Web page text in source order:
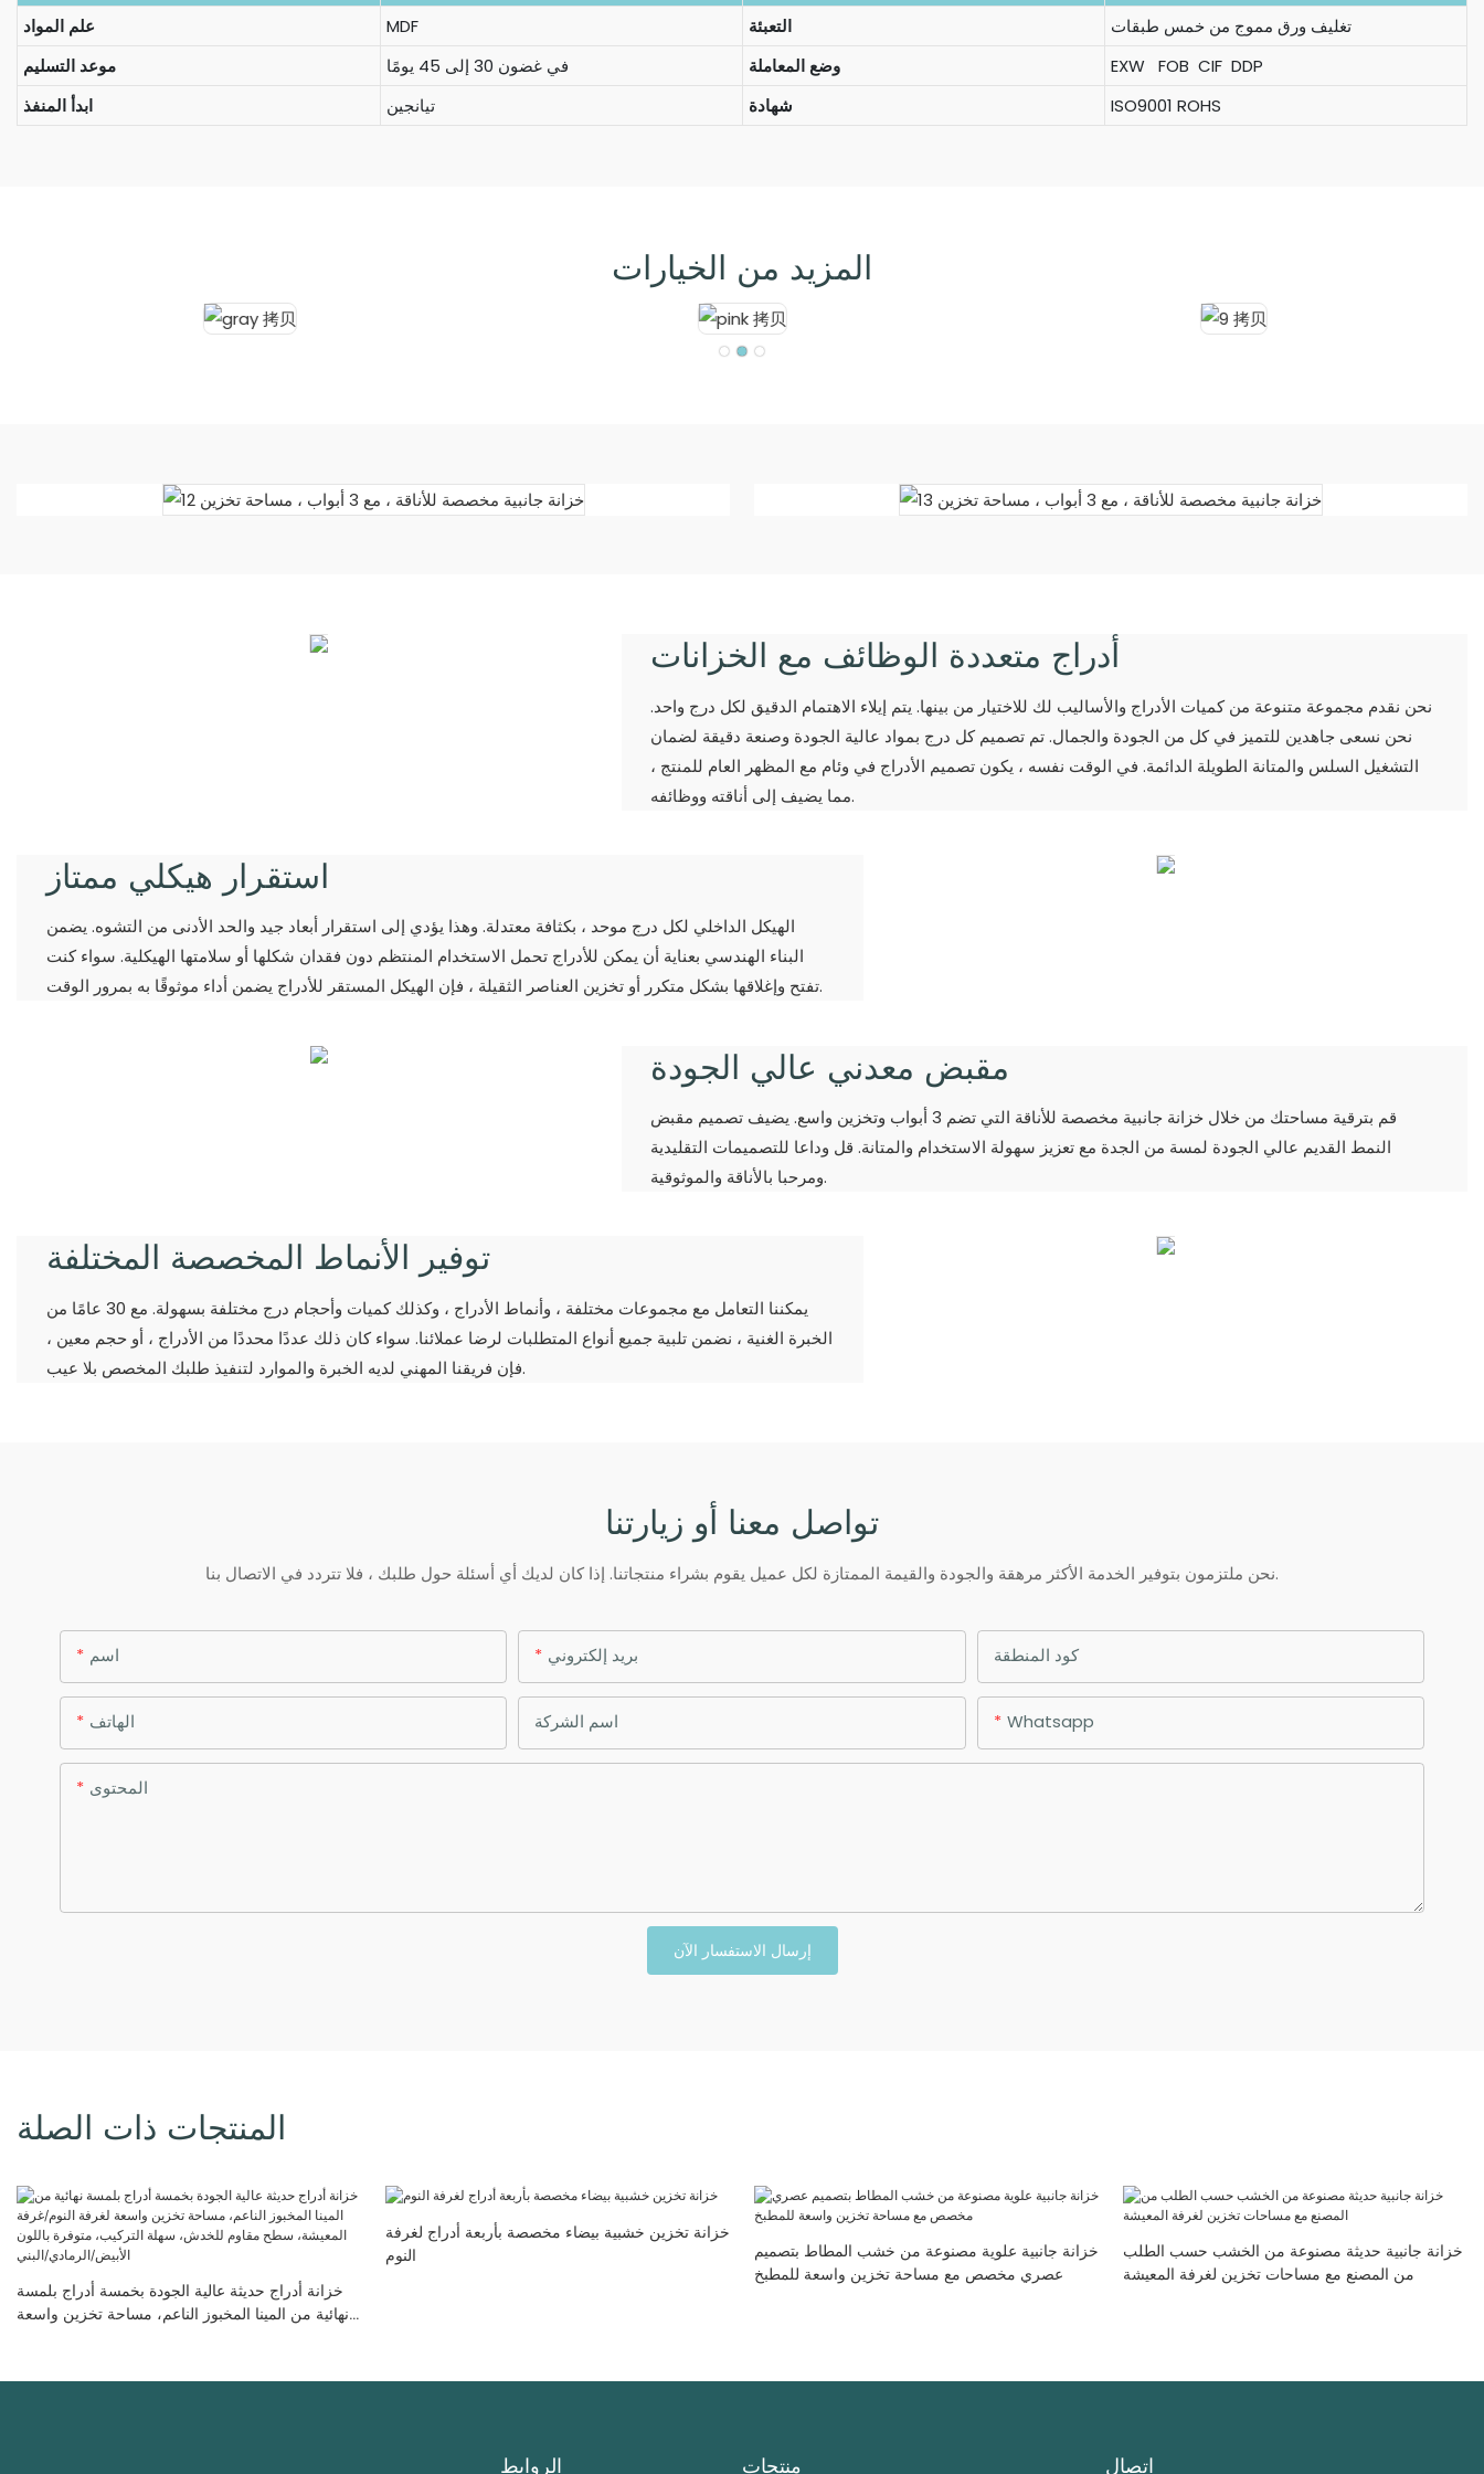
علم المواد
MDF التعبئة
تغليف ورق مموج من خمس طبقات
موعد التسليم
في غضون 30 إلى 45 يومًا وضع المعاملة
EXW FOB CIF DDP
ابدأ المنفذ
تيانجين شهادة ISO9001 ROHS
المزيد من الخيارات
أدراج متعددة الوظائف مع الخزانات
نحن نقدم مجموعة متنوعة من كميات الأدراج والأساليب لك للاختيار من بينها. يتم إيلاء الاهتمام الدقيق لكل درج واحد.
نحن نسعى جاهدين للتميز في كل من الجودة والجمال. تم تصميم كل درج بمواد عالية الجودة وصنعة دقيقة لضمان
التشغيل السلس والمتانة الطويلة الدائمة. في الوقت نفسه ، يكون تصميم الأدراج في وئام مع المظهر العام للمنتج ،
مما يضيف إلى أناقته ووظائفه.
استقرار هيكلي ممتاز
الهيكل الداخلي لكل درج موحد ، بكثافة معتدلة. وهذا يؤدي إلى استقرار أبعاد جيد والحد الأدنى من التشوه. يضمن
البناء الهندسي بعناية أن يمكن للأدراج تحمل الاستخدام المنتظم دون فقدان شكلها أو سلامتها الهيكلية. سواء كنت
تفتح وإغلاقها بشكل متكرر أو تخزين العناصر الثقيلة ، فإن الهيكل المستقر للأدراج يضمن أداء موثوقًا به بمرور الوقت.
مقبض معدني عالي الجودة
قم بترقية مساحتك من خلال خزانة جانبية مخصصة للأناقة التي تضم 3 أبواب وتخزين واسع. يضيف تصميم مقبض
النمط القديم عالي الجودة لمسة من الجدة مع تعزيز سهولة الاستخدام والمتانة. قل وداعا للتصميمات التقليدية
ومرحبا بالأناقة والموثوقية.
توفير الأنماط المخصصة المختلفة
يمكننا التعامل مع مجموعات مختلفة ، وأنماط الأدراج ، وكذلك كميات وأحجام درج مختلفة بسهولة. مع 30 عامًا من
الخبرة الغنية ، نضمن تلبية جميع أنواع المتطلبات لرضا عملائنا. سواء كان ذلك عددًا محددًا من الأدراج ، أو حجم معين ،
فإن فريقنا المهني لديه الخبرة والموارد لتنفيذ طلبك المخصص بلا عيب.
تواصل معنا أو زيارتنا
نحن ملتزمون بتوفير الخدمة الأكثر مرهقة والجودة والقيمة الممتازة لكل عميل يقوم بشراء منتجاتنا. إذا كان لديك أي أسئلة حول طلبك ، فلا تتردد في الاتصال بنا.
اسم بريد إلكتروني كود المنطقة
الهاتف اسم الشركة Whatsapp
المحتوى
إرسال الاستفسار الآن
المنتجات ذات الصلة
خزانة أدراج حديثة عالية الجودة بخمسة أدراج بلمسة
نهائية من المينا المخبوز الناعم، مساحة تخزين واسعة
خزانة تخزين خشبية بيضاء مخصصة بأربعة أدراج لغرفة
النوم
خزانة جانبية علوية مصنوعة من خشب المطاط بتصميم
عصري مخصص مع مساحة تخزين واسعة للمطبخ
خزانة جانبية حديثة مصنوعة من الخشب حسب الطلب
من المصنع مع مساحات تخزين لغرفة المعيشة
الروابط منتجات اتصال